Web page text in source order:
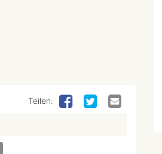
Teilen: